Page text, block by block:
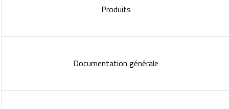
Produits
Documentation générale